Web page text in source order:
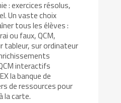
: exercices résolus,
Un vaste choix
tous les élèves :
ou faux, QCM,
tableur, sur ordinateur
interactifs
la banque de
de ressources pour
la carte.